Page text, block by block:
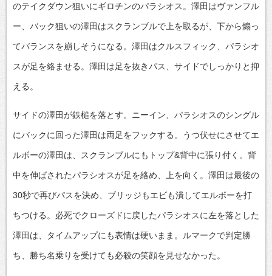
のテイクダウン狙いにギロチンのパラシオス。澤田はヴァンフル
ー、バック狙いの澤田はスクランブルで上を取るが、下から煽っ
てバランスを崩しそうになる。澤田はクルスフィック、パラシオ
スが足を絡ませる。澤田は足を抜きパス、サイドでしっかりと抑
える。
サイドの澤田が鉄槌を落とす。ニーイン、パラシオスのシングル
にバックに回った澤田は両足をフックする。うつ伏せにさせてエ
ルボーの澤田は、スクランブルにもトップ&背中に張り付く。背
中を伸ばされたパラシオスが足を絡め、上を向く。澤田は最後の
30秒で再びパスを決め、ブリッジもエビも潰してエルボーを打
ちつける。必死でクローズドに戻したパラシオスに左を落とした
澤田は、タイムアップにも表情は硬いまま。ルマークで判定勝
ち、勝ち名乗りを受けても必殺の笑顔を見せなかった。